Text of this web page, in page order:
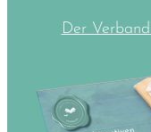
Der Verband